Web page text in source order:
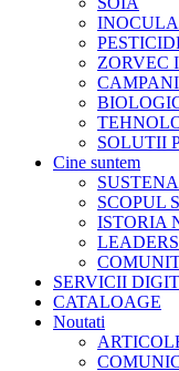
ZORVEC
SOLUTII
Cine suntem
SCOPUL
ISTORIA
SERVICII
CATALOAGE
Noutati